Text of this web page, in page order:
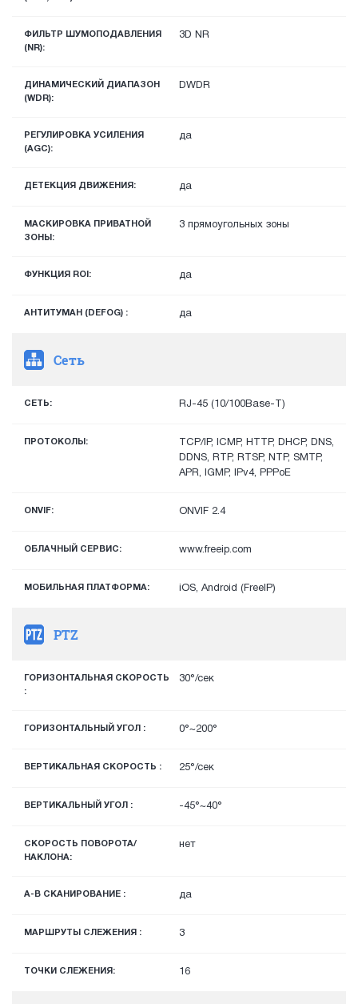
ФИЛЬТР ШУМОПОДАВЛЕНИЯ
(NR):
3D NR
ДИНАМИЧЕСКИЙ ДИАПАЗОН
(WDR):
DWDR
РЕГУЛИРОВКА УСИЛЕНИЯ
(AGC):
да
ДЕТЕКЦИЯ ДВИЖЕНИЯ: да
МАСКИРОВКА ПРИВАТНОЙ
ЗОНЫ:
3 прямоугольных зоны
ФУНКЦИЯ ROI: да
АНТИТУМАН (DEFOG) : да
Сеть
СЕТЬ: RJ-45 (10/100Base-T)
ПРОТОКОЛЫ:
TCP/IP, ICMP, HTTP, DHCP, DNS,
DDNS, RTP, RTSP, NTP, SMTP,
APR, IGMP, IPv4, PPPoE
ONVIF: ONVIF 2.4
ОБЛАЧНЫЙ СЕРВИС: www.freeip.com
МОБИЛЬНАЯ ПЛАТФОРМА: iOS, Android (FreeIP)
PTZ
ГОРИЗОНТАЛЬНАЯ СКОРОСТЬ
:
30°/сек
ГОРИЗОНТАЛЬНЫЙ УГОЛ : 0°~200°
ВЕРТИКАЛЬНАЯ СКОРОСТЬ : 25°/сек
ВЕРТИКАЛЬНЫЙ УГОЛ : -45°~40°
СКОРОСТЬ ПОВОРОТА/
НАКЛОНА:
нет
A-B СКАНИРОВАНИЕ : да
МАРШРУТЫ СЛЕЖЕНИЯ : 3
ТОЧКИ СЛЕЖЕНИЯ: 16